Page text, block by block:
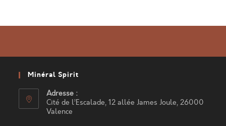
Minéral Spirit
Adresse :
Cité de l’Escalade, 12 allée James Joule, 26000
Valence